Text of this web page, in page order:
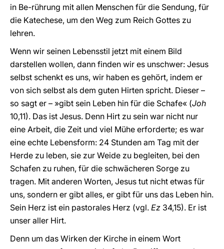
in Be-rührung mit allen Menschen für die Sendung, für
die Katechese, um den Weg zum Reich Gottes zu
lehren.
Wenn wir seinen Lebensstil jetzt mit einem Bild
darstellen wollen, dann finden wir es unschwer: Jesus
selbst schenkt es uns, wir haben es gehört, indem er
von sich selbst als dem guten Hirten spricht. Dieser –
so sagt er – »gibt sein Leben hin für die Schafe« (Joh
10,11). Das ist Jesus. Denn Hirt zu sein war nicht nur
eine Arbeit, die Zeit und viel Mühe erforderte; es war
eine echte Lebensform: 24 Stunden am Tag mit der
Herde zu leben, sie zur Weide zu begleiten, bei den
Schafen zu ruhen, für die schwächeren Sorge zu
tragen. Mit anderen Worten, Jesus tut nicht etwas für
uns, sondern er gibt alles, er gibt für uns das Leben hin.
Sein Herz ist ein pastorales Herz (vgl. Ez 34,15). Er ist
unser aller Hirt.
Denn um das Wirken der Kirche in einem Wort